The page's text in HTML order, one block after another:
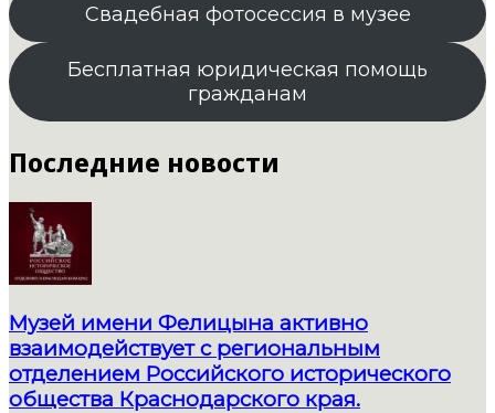
Свадебная фотосессия в музее
Бесплатная юридическая помощь
гражданам
Последние новости
Музей имени Фелицына активно
взаимодействует с региональным
отделением Российского исторического
общества Краснодарского края.